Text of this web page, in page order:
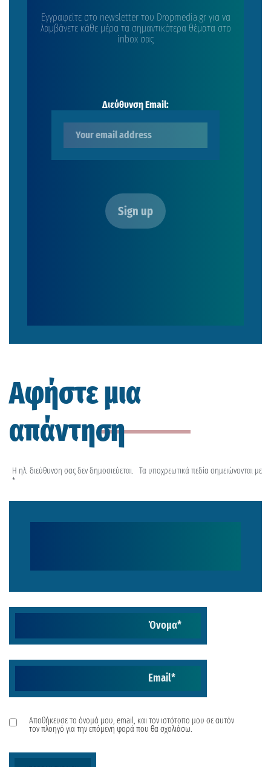
Εγγραφείτε στο newsletter του Dropmedia.gr για να
λαμβάνετε κάθε μέρα τα σημαντικότερα θέματα στο
inbox σας
Διεύθυνση Email:
Αφήστε μια
απάντηση
Η ηλ. διεύθυνση σας δεν δημοσιεύεται. Τα υποχρεωτικά πεδία σημειώνονται με
*
Όνομα*
Email*
Αποθήκευσε το όνομά μου, email, και τον ιστότοπο μου σε αυτόν
τον πλοηγό για την επόμενη φορά που θα σχολιάσω.